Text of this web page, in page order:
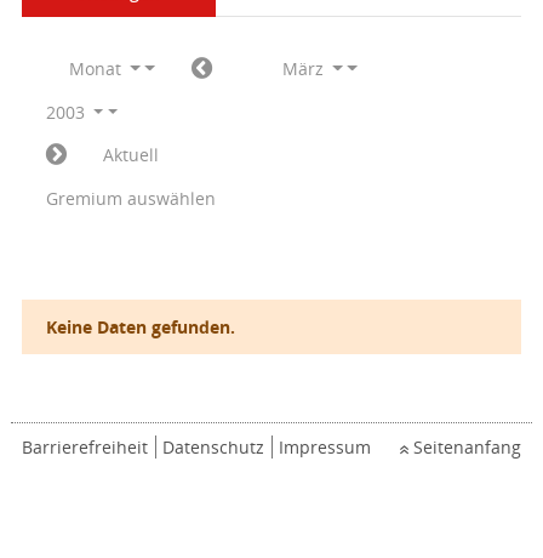
Monat
März
2003
Aktuell
Gremium auswählen
Keine Daten gefunden.
Barrierefreiheit Datenschutz Impressum Seitenanfang